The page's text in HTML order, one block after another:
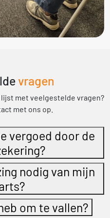
vragen
met veelgestelde vragen?
met ons op.
vergoed door de
nodig van mijn
om te vallen?